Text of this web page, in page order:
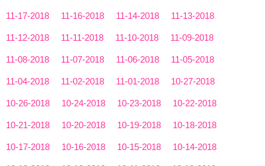
11-17-2018 11-16-2018 11-14-2018 11-13-2018
11-12-2018 11-11-2018 11-10-2018 11-09-2018
11-08-2018 11-07-2018 11-06-2018 11-05-2018
11-04-2018 11-02-2018 11-01-2018 10-27-2018
10-26-2018 10-24-2018 10-23-2018 10-22-2018
10-21-2018 10-20-2018 10-19-2018 10-18-2018
10-17-2018 10-16-2018 10-15-2018 10-14-2018